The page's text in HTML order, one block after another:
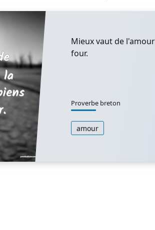
Mieux vaut de
four.
Proverbe breton
amour